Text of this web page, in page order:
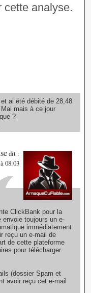
cette analyse.
ai été débité de 28,48
mais à ce jour
?
dit :
08:03
ClickBank pour la
toujours un e-
immédiatement
reçu un e-mail de
de cette plateforme
pour télécharger
(dossier Spam et
avoir reçu cet e-mail